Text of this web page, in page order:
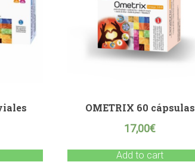
OMETRIX 60 cápsulas
17,00€
Add to cart